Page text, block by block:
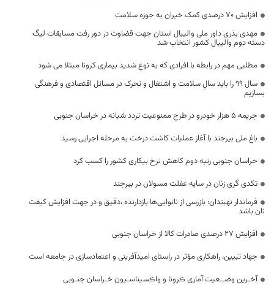
افزایش 70 درصدی کمک خیران به حوزه سلامت
مهدی بذری داور ملی والیبال استان جهت قضاوت در دور رفت مسابقات لیگ
دسته دوم والیبال کشور انتخاب شد
مطلبی مهم در رابطه با افرادی که‌ به نوع شدید بیماری کرونا مبتلا می شود
سال 99 را باید سالِ سلامت و اشتغال و تحرک در مسائل اقتصادی و فرهنگی
بسازیم
جریمه ۵ هزار خودرو در طرح ممنوعیت تردد شبانه در خراسان جنوبی
باغ ملی بیرجند با آغاز عملیات کاشت درخت به مرحله اجرایی رسید
خراسان جنوبی رتبه دوم کاهش نرخ بیکاری کشور را کسب کرد
تکدی گری زنان در سایه غفلت مسولان در بیرجند
فرماندار نهبندان: بازرسی از نانوایی‌ها بازدارنده ،دقیق و در جهت افزایش کیفت
نان باشد
افزایش ۲۷ درصدی صادرات کالا از خراسان جنوبی
جهاد تبیین، راهکاری مؤثر در راستای امیدآفرینی و اعتمادسازی در جامعه است
آخـرین وضــعیت آماری ڪرونا و واڪسیناسـیون خـراسان جنـوبی